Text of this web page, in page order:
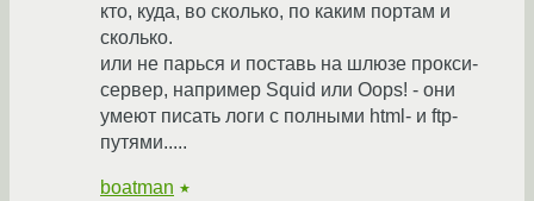
кто, куда, во сколько, по каким портам и
сколько.
или не парься и поставь на шлюзе прокси-
сервер, например Squid или Oops! - они
умеют писать логи с полными html- и ftp-
путями.....
boatman ★